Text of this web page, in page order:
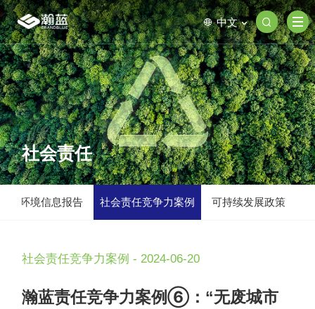
中文
社会责任
环境信息报告 社会责任竞争力案例 可持续发展政策
社会责任竞争力案例 - 2024-06-20
瀚蓝责任竞争力案例⑥：“无废城市